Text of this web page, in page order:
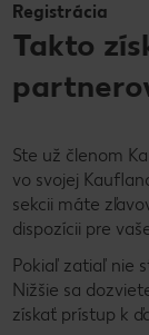
Registrácia
Takto
Ste už členom
vo svojej
sekcii máte
dispozícii pre
Pokiaľ zatiaľ nie
Nižšie sa
získať prístup k